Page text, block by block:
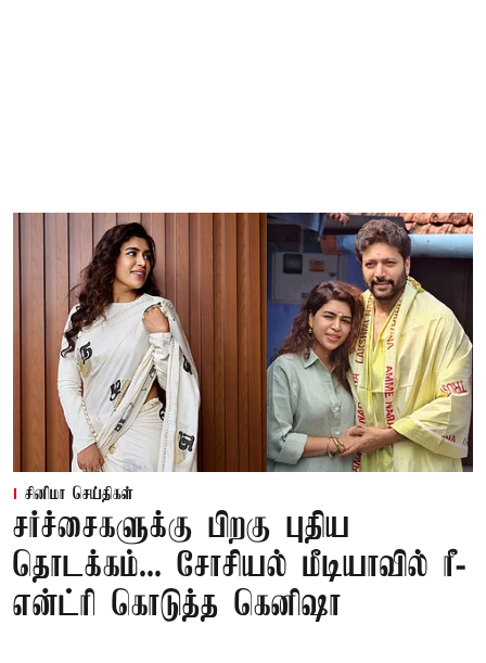
சினிமா செய்திகள்
சர்ச்சைகளுக்கு பிறகு புதிய
தொடக்கம்... சோசியல் மீடியாவில் ரீ-
என்ட்ரி கொடுத்த கெனிஷா